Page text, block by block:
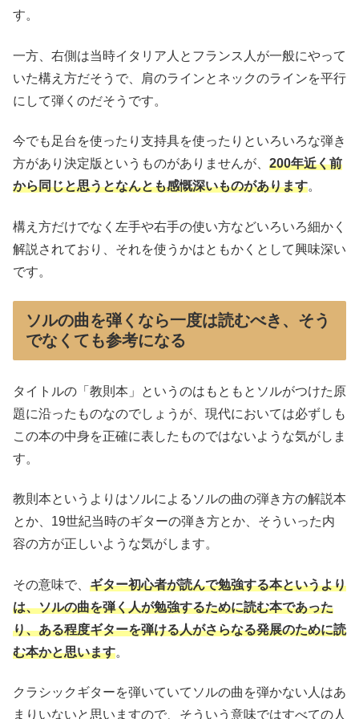
す。
一方、右側は当時イタリア人とフランス人が一般にやって
いた構え方だそうで、肩のラインとネックのラインを平行
にして弾くのだそうです。
今でも足台を使ったり支持具を使ったりといろいろな弾き
方があり決定版というものがありませんが、 200年近く前
から同じと思うとなんとも感慨深いものがあります。
構え方だけでなく左手や右手の使い方などいろいろ細かく
解説されており、それを使うかはともかくとして興味深い
です。
ソルの曲を弾くなら一度は読むべき、そう
でなくても参考になる
タイトルの「教則本」というのはもともとソルがつけた原
題に沿ったものなのでしょうが、現代においては必ずしも
この本の中身を正確に表したものではないような気がしま
す。
教則本というよりはソルによるソルの曲の弾き方の解説本
とか、19世紀当時のギターの弾き方とか、そういった内
容の方が正しいような気がします。
その意味で、 ギター初心者が読んで勉強する本というより
は、ソルの曲を弾く人が勉強するために読む本であった
り、ある程度ギターを弾ける人がさらなる発展のために読
む本かと思います。
クラシックギターを弾いていてソルの曲を弾かない人はあ
まりいないと思いますので、そういう意味ではすべての人